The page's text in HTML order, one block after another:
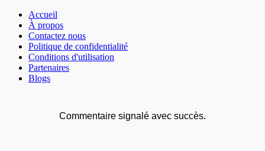
Accueil
À propos
Contactez nous
Politique de confidentialité
Conditions d'utilisation
Partenaires
Blogs
Commentaire signalé avec succès.